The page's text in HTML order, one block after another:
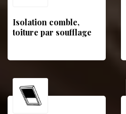
Isolation comble,
toiture par soufflage